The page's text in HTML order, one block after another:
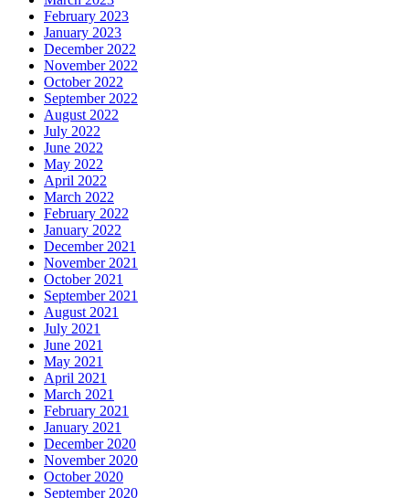
February 2023
January 2023
December 2022
November 2022
October 2022
September 2022
August 2022
July 2022
June 2022
May 2022
April 2022
March 2022
February 2022
January 2022
December 2021
November 2021
October 2021
September 2021
August 2021
July 2021
June 2021
May 2021
April 2021
March 2021
February 2021
January 2021
December 2020
November 2020
October 2020
September 2020